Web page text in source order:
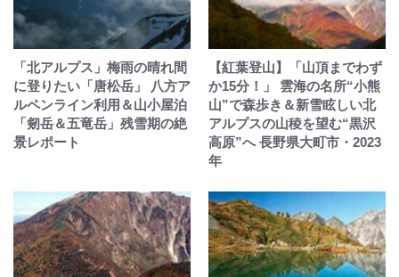
「北アルプス」梅雨の晴れ間
に登りたい「唐松岳」 八方ア
ルペンライン利用＆山小屋泊
「剱岳＆五竜岳」残雪期の絶
景レポート
【紅葉登山】「山頂までわず
か15分！」 雲海の名所“小熊
山”で森歩き＆新雪眩しい北
アルプスの山稜を望む“黒沢
高原”へ 長野県大町市・2023
年